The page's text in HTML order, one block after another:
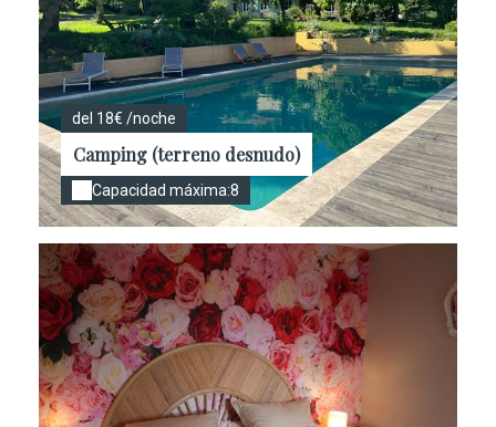
del 18€ /noche
Camping (terreno desnudo)
Capacidad máxima:8